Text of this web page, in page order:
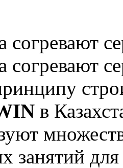
согревают
согревают
в
занятий для